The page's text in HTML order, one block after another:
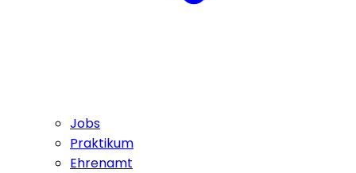
Jobs
Praktikum
Ehrenamt